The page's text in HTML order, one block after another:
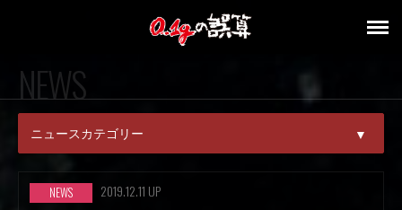
NEWS
ニュースカテゴリー ▼
NEWS 2019.12.11 UP